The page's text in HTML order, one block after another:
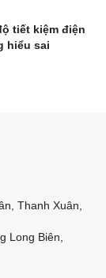
tiết kiệm điện
hiểu sai
Thanh Xuân,
Long Biên,